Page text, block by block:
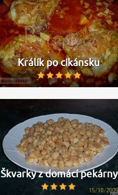
Králík po cikánsku
Škvarky z domácí pekárny